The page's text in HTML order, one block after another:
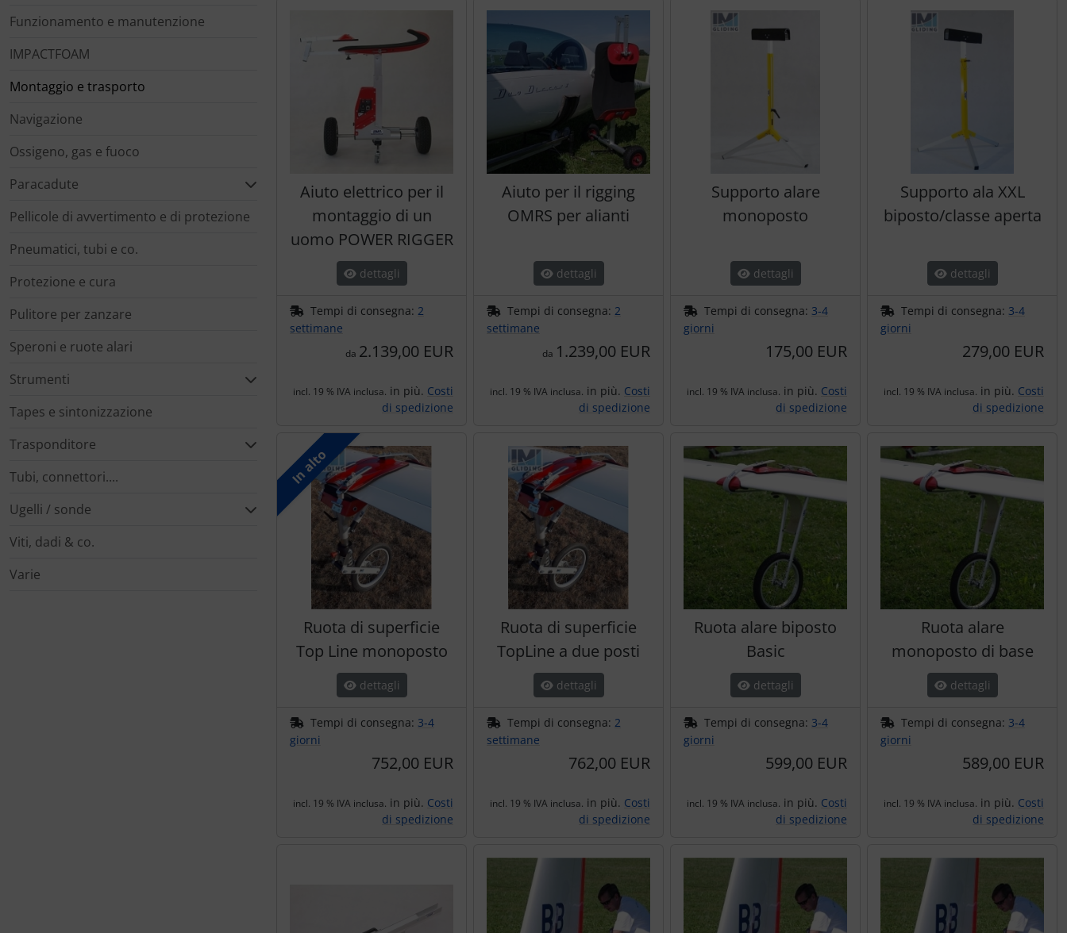
Funzionamento e manutenzione
IMPACTFOAM
Montaggio e trasporto
Navigazione
Ossigeno, gas e fuoco
Paracadute
Pellicole di avvertimento e di protezione
Pneumatici, tubi e co.
Protezione e cura
Pulitore per zanzare
Speroni e ruote alari
Strumenti
Tapes e sintonizzazione
Trasponditore
Tubi, connettori....
Ugelli / sonde
Viti, dadi & co.
Varie
Aiuto elettrico per il
montaggio di un
uomo POWER RIGGER
dettagli
Tempi di consegna: 2
settimane
da 2.139,00 EUR
incl. 19 % IVA inclusa. in più. Costi
di spedizione
Aiuto per il rigging
OMRS per alianti
dettagli
Tempi di consegna: 2
settimane
da 1.239,00 EUR
incl. 19 % IVA inclusa. in più. Costi
di spedizione
Supporto alare
monoposto
dettagli
Tempi di consegna: 3-4
giorni
175,00 EUR
incl. 19 % IVA inclusa. in più. Costi
di spedizione
Supporto ala XXL
biposto/classe aperta
dettagli
Tempi di consegna: 3-4
giorni
279,00 EUR
incl. 19 % IVA inclusa. in più. Costi
di spedizione
In alto
Ruota di superficie
Top Line monoposto
dettagli
Tempi di consegna: 3-4
giorni
752,00 EUR
incl. 19 % IVA inclusa. in più. Costi
di spedizione
Ruota di superficie
TopLine a due posti
dettagli
Tempi di consegna: 2
settimane
762,00 EUR
incl. 19 % IVA inclusa. in più. Costi
di spedizione
Ruota alare biposto
Basic
dettagli
Tempi di consegna: 3-4
giorni
599,00 EUR
incl. 19 % IVA inclusa. in più. Costi
di spedizione
Ruota alare
monoposto di base
dettagli
Tempi di consegna: 3-4
giorni
589,00 EUR
incl. 19 % IVA inclusa. in più. Costi
di spedizione
Rilassamento
Teglia Aviator
Vessilli decorativi